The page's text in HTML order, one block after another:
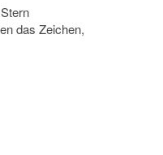
das Zeichen,